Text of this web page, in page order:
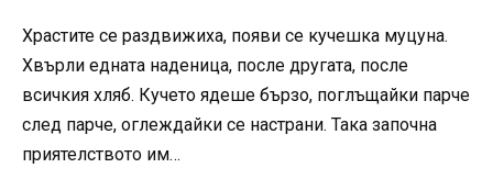
Храстите се раздвижиха, появи се кучешка муцуна.
Хвърли едната наденица, после другата, после
всичкия хляб. Кучето ядеше бързо, поглъщайки парче
след парче, оглеждайки се настрани. Така започна
приятелството им…